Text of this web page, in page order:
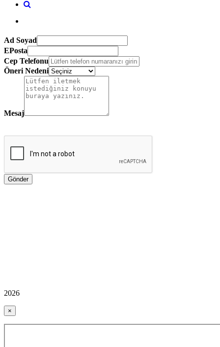
Ad Soyad
EPosta
Cep Telefonu
Öneri Nedeni
Mesaj
2026
×